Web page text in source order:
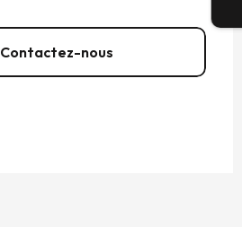
Contactez-nous